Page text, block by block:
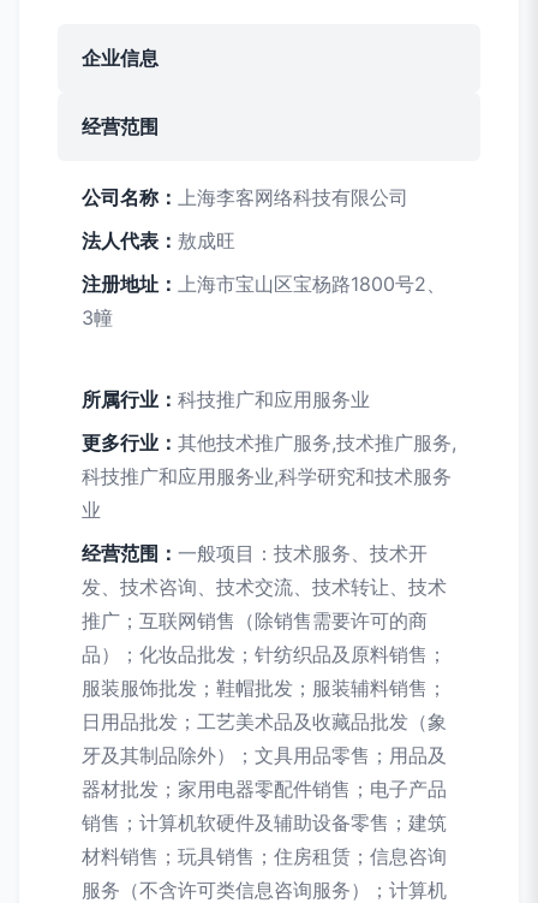
企业信息
经营范围
公司名称： 上海李客网络科技有限公司
法人代表： 敖成旺
注册地址： 上海市宝山区宝杨路1800号2、
3幢
所属行业： 科技推广和应用服务业
更多行业： 其他技术推广服务,技术推广服务,
科技推广和应用服务业,科学研究和技术服务
业
经营范围： 一般项目：技术服务、技术开
发、技术咨询、技术交流、技术转让、技术
推广；互联网销售（除销售需要许可的商
品）；化妆品批发；针纺织品及原料销售；
服装服饰批发；鞋帽批发；服装辅料销售；
日用品批发；工艺美术品及收藏品批发（象
牙及其制品除外）；文具用品零售；用品及
器材批发；家用电器零配件销售；电子产品
销售；计算机软硬件及辅助设备零售；建筑
材料销售；玩具销售；住房租赁；信息咨询
服务（不含许可类信息咨询服务）；计算机